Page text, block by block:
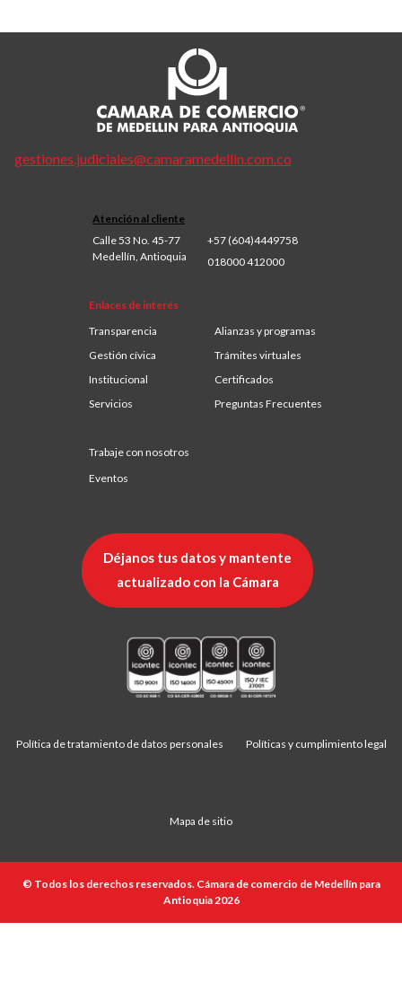
gestiones.judiciales@camaramedellin.com.co
Atención al cliente
Calle 53 No. 45-77
Medellín, Antioquia
+57 (604)4449758
018000 412000
Enlaces de interés
Transparencia
Alianzas y programas
Gestión cívica
Trámites virtuales
Institucional
Certificados
Servicios
Preguntas Frecuentes
Trabaje con nosotros
Eventos
Déjanos tus datos y mantente
actualizado con la Cámara
Política de tratamiento de datos personales Políticas y cumplimiento legal
Mapa de sitio
© Todos los derechos reservados. Cámara de comercio de Medellín para
Antioquia 2026